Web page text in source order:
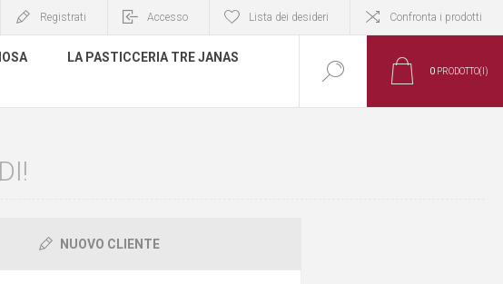
Registrati Accesso Lista dei desideri Confronta i prodotti
LA PASTICCERIA TRE JANAS
0 PRODOTTO(I)
NUOVO CLIENTE